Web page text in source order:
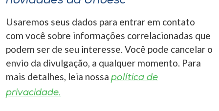
Usaremos seus dados para entrar em contato
com você sobre informações correlacionadas que
podem ser de seu interesse. Você pode cancelar o
envio da divulgação, a qualquer momento. Para
mais detalhes, leia nossa política de
privacidade.